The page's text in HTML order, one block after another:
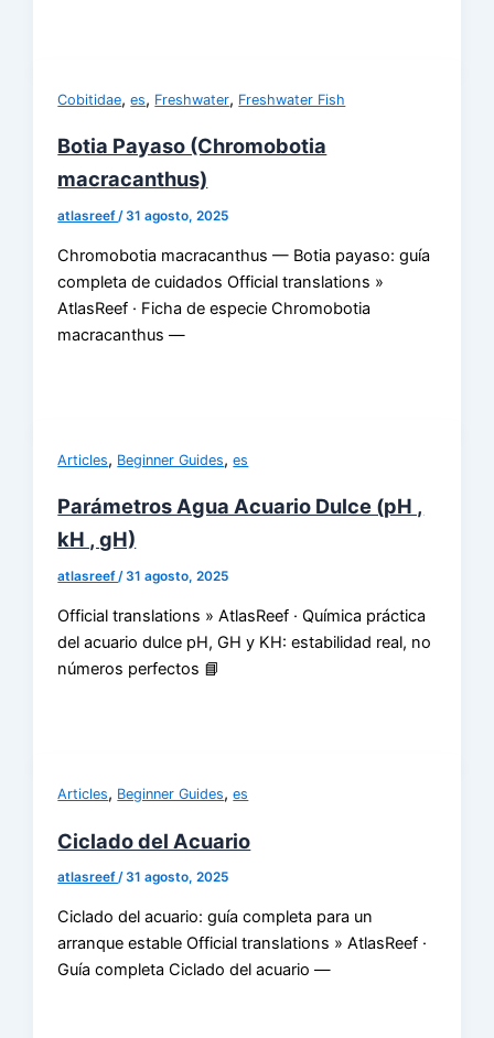
Cobitidae,es, Freshwater, Freshwater Fish
Botia Payaso (Chromobotia
macracanthus)
atlasreef/31 agosto, 2025
Chromobotia macracanthus — Botia payaso: guía
completa de cuidados Official translations »
AtlasReef · Ficha de especie Chromobotia
macracanthus —
Articles, Beginner Guides,es
Parámetros Agua Acuario Dulce (pH ,
kH , gH)
atlasreef/31 agosto, 2025
Official translations » AtlasReef · Química práctica
del acuario dulce pH, GH y KH: estabilidad real, no
números perfectos 📘
Articles, Beginner Guides,es
Ciclado del Acuario
atlasreef/31 agosto, 2025
Ciclado del acuario: guía completa para un
arranque estable Official translations » AtlasReef ·
Guía completa Ciclado del acuario —